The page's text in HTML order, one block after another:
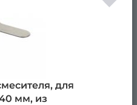
для
мм, из